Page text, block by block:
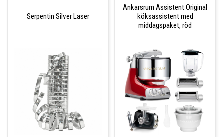
Serpentin Silver Laser
Ankarsrum Assistent Original
köksassistent med
middagspaket, röd